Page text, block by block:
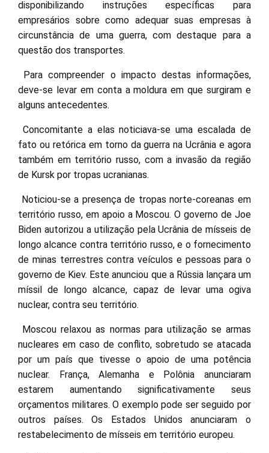
disponibilizando instruções específicas para
empresários sobre como adequar suas empresas à
circunstância de uma guerra, com destaque para a
questão dos transportes.
Para compreender o impacto destas informações,
deve-se levar em conta a moldura em que surgiram e
alguns antecedentes.
Concomitante a elas noticiava-se uma escalada de
fato ou retórica em torno da guerra na Ucrânia e agora
também em território russo, com a invasão da região
de Kursk por tropas ucranianas.
Noticiou-se a presença de tropas norte-coreanas em
território russo, em apoio a Moscou. O governo de Joe
Biden autorizou a utilização pela Ucrânia de mísseis de
longo alcance contra território russo, e o fornecimento
de minas terrestres contra veículos e pessoas para o
governo de Kiev. Este anunciou que a Rússia lançara um
míssil de longo alcance, capaz de levar uma ogiva
nuclear, contra seu território.
Moscou relaxou as normas para utilização se armas
nucleares em caso de conflito, sobretudo se atacada
por um país que tivesse o apoio de uma potência
nuclear. França, Alemanha e Polônia anunciaram
estarem aumentando significativamente seus
orçamentos militares. O exemplo pode ser seguido por
outros países. Os Estados Unidos anunciaram o
restabelecimento de mísseis em território europeu.